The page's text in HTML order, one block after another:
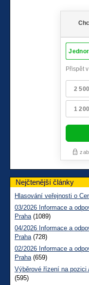
Nejčtenější články
Hlasování veřejnosti o
03/2026 Informace a
Praha(1089)
04/2026 Informace a
Praha(728)
02/2026 Informace a
Praha(659)
Výběrové řízení na
(595)